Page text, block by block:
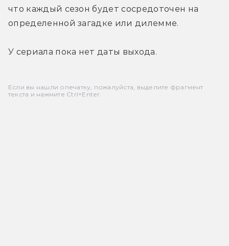
что каждый сезон будет сосредоточен на
определенной загадке или дилемме.
У сериала пока нет даты выхода.
Если вы нашли опечатку, пожалуйста, выделите фрагмент
текста и нажмите Ctrl+Enter.